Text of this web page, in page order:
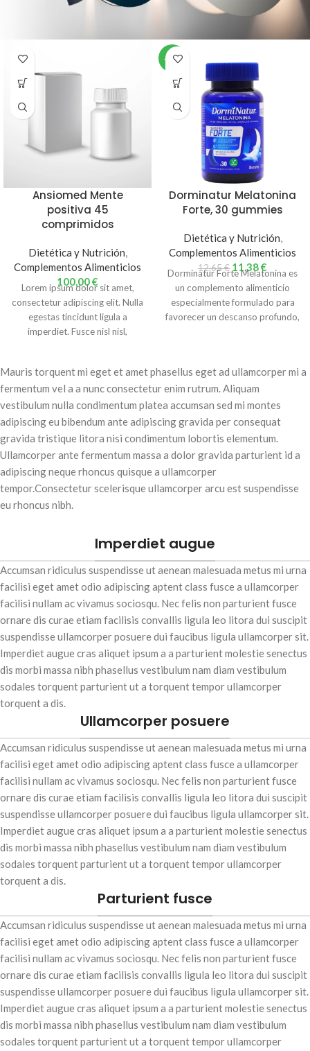
Ansiomed Mente
positiva 45
comprimidos
Dietética y Nutrición,
Complementos Alimenticios
100,00€
Lorem ipsum dolor sit amet,
consectetur adipiscing elit. Nulla
egestas tincidunt ligula a
imperdiet. Fusce nisl nisl,
ipsum ut lectus accumsan auctor
vitae non est. Nam sed nisl odio.
Etiam viverra lectus quis neque
imperdiet, varius iaculis enim
porttitor. Integer in diam
rhoncus, tincidunt tellus quis,
posuere diam. Aliquam erat
volutpat. Proin in placerat dui.
Nunc lobortis ante ut urna
tempus, vitae lacinia lacus
quis tortor vel urna tristique
vestibulum. Donec id quam
ornare, viverra turpis in, semper
ex. Aenean fringilla lacus ut
egestas venenatis. Mauris quis
bibendum dui. Donec velit dolor,
congue ut turpis ac, consequat
commodo mauris. Pellentesque
ut faucibus odio.
-10%
Dorminatur Melatonina
Forte, 30 gummies
Dietética y Nutrición,
Complementos Alimenticios
12,65€ 11,38€
Dorminatur Forte Melatonina es
un complemento alimenticio
especialmente formulado para
favorecer un descanso profundo,
Mauris torquent mi eget et amet phasellus eget ad ullamcorper mi a
fermentum vel a a nunc consectetur enim rutrum. Aliquam
vestibulum nulla condimentum platea accumsan sed mi montes
adipiscing eu bibendum ante adipiscing gravida per consequat
gravida tristique litora nisi condimentum lobortis elementum.
Ullamcorper ante fermentum massa a dolor gravida parturient id a
adipiscing neque rhoncus quisque a ullamcorper
tempor.Consectetur scelerisque ullamcorper arcu est suspendisse
eu rhoncus nibh.
Imperdiet augue
Accumsan ridiculus suspendisse ut aenean malesuada metus mi urna
facilisi eget amet odio adipiscing aptent class fusce a ullamcorper
facilisi nullam ac vivamus sociosqu. Nec felis non parturient fusce
ornare dis curae etiam facilisis convallis ligula leo litora dui suscipit
suspendisse ullamcorper posuere dui faucibus ligula ullamcorper sit.
Imperdiet augue cras aliquet ipsum a a parturient molestie senectus
dis morbi massa nibh phasellus vestibulum nam diam vestibulum
sodales torquent parturient ut a torquent tempor ullamcorper
torquent a dis.
Ullamcorper posuere
Accumsan ridiculus suspendisse ut aenean malesuada metus mi urna
facilisi eget amet odio adipiscing aptent class fusce a ullamcorper
facilisi nullam ac vivamus sociosqu. Nec felis non parturient fusce
ornare dis curae etiam facilisis convallis ligula leo litora dui suscipit
suspendisse ullamcorper posuere dui faucibus ligula ullamcorper sit.
Imperdiet augue cras aliquet ipsum a a parturient molestie senectus
dis morbi massa nibh phasellus vestibulum nam diam vestibulum
sodales torquent parturient ut a torquent tempor ullamcorper
torquent a dis.
Parturient fusce
Accumsan ridiculus suspendisse ut aenean malesuada metus mi urna
facilisi eget amet odio adipiscing aptent class fusce a ullamcorper
facilisi nullam ac vivamus sociosqu. Nec felis non parturient fusce
ornare dis curae etiam facilisis convallis ligula leo litora dui suscipit
suspendisse ullamcorper posuere dui faucibus ligula ullamcorper sit.
Imperdiet augue cras aliquet ipsum a a parturient molestie senectus
dis morbi massa nibh phasellus vestibulum nam diam vestibulum
sodales torquent parturient ut a torquent tempor ullamcorper